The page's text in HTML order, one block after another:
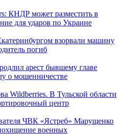
КНДР может разместить в
для ударов по Украине
взорвали машину
погиб
арест бывшему главе
о мошенничестве
Wildberries. В Тульской области
центр
ЧВК «Ястреб» Марущенко
военных